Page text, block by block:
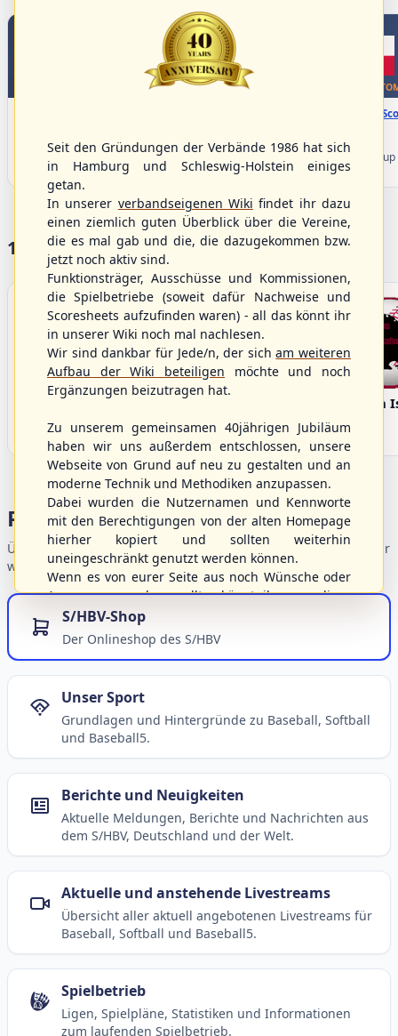
0
BOTTOM 3
U-23 Baseball European
Championship B Pool 2026 - Group
WBSC Europe
Box-
U-23 Baseball European
Championship B Pool 2026 - Group
Germany
17 Vereine im S/HBV
Bargenstedt
Elmshorn Alligators Fehmarn
Portalbereiche
Übersicht der Verbandsbereiche – wählen Sie einen Einstieg für
weiterführende Informationen.
S/HBV-Shop
Der Onlineshop des S/HBV
Unser Sport
Grundlagen und Hintergründe zu Baseball, Softball
und Baseball5.
Berichte und Neuigkeiten
Aktuelle Meldungen, Berichte und Nachrichten aus
dem S/HBV, Deutschland und der Welt.
Aktuelle und anstehende Livestreams
Übersicht aller aktuell angebotenen Livestreams für
Baseball, Softball und Baseball5.
Spielbetrieb
Ligen, Spielpläne, Statistiken und Informationen
zum laufenden Spielbetrieb.
Seit den Gründungen der Verbände 1986 hat sich
in Hamburg und Schleswig-Holstein einiges
getan.
In unserer verbandseigenen Wiki findet ihr dazu
einen ziemlich guten Überblick über die Vereine,
die es mal gab und die, die dazugekommen bzw.
jetzt noch aktiv sind.
Funktionsträger, Ausschüsse und Kommissionen,
die Spielbetriebe (soweit dafür Nachweise und
Scoresheets aufzufinden waren) - all das könnt ihr
in unserer Wiki noch mal nachlesen.
Wir sind dankbar für Jede/n, der sicham weiteren
Aufbau der Wiki beteiligen möchte und noch
Ergänzungen beizutragen hat.
Zu unserem gemeinsamen 40jährigen Jubiläum
haben wir uns außerdem entschlossen, unsere
Webseite von Grund auf neu zu gestalten und an
moderne Technik und Methodiken anzupassen.
Dabei wurden die Nutzernamen und Kennworte
mit den Berechtigungen von der alten Homepage
hierher kopiert und sollten weiterhin
uneingeschränkt genutzt werden können.
Wenn es von eurer Seite aus noch Wünsche oder
Anregungen geben sollte, könnt ihr uns diese
gerne an die Verbandsadresse
schicken.